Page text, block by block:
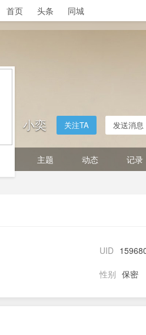
首页 头条 同城
小奕 关注TA 发送消息
主题 动态 记录
UID
性别 保密